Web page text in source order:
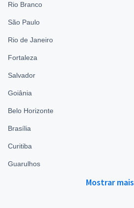
Rio Branco
São Paulo
Rio de Janeiro
Fortaleza
Salvador
Goiânia
Belo Horizonte
Brasília
Curitiba
Guarulhos
Mostrar mais